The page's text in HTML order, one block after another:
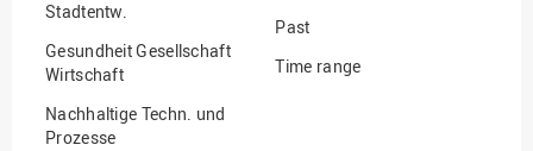
Stadtentw.
Gesundheit Gesellschaft
Wirtschaft
Nachhaltige Techn. und
Prozesse
Past
Time range